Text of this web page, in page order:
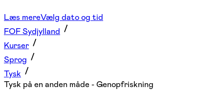
Læs mereVælg dato og tid
FOF Sydjylland
Kurser
Sprog
Tysk
Tysk på en anden måde - Genopfriskning